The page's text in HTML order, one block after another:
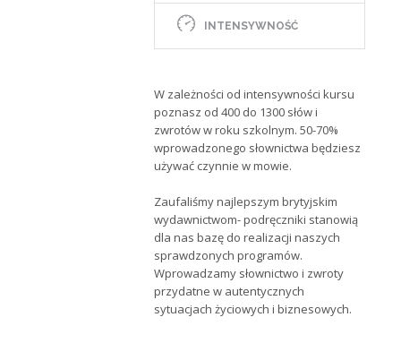
INTENSYWNOŚĆ
W zależności od intensywności kursu
poznasz od 400 do 1300 słów i
zwrotów w roku szkolnym. 50-70%
wprowadzonego słownictwa będziesz
używać czynnie w mowie.
Zaufaliśmy najlepszym brytyjskim
wydawnictwom- podręczniki stanowią
dla nas bazę do realizacji naszych
sprawdzonych programów.
Wprowadzamy słownictwo i zwroty
przydatne w autentycznych
sytuacjach życiowych i biznesowych.